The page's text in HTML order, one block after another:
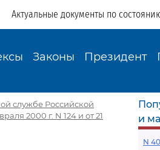
Актуальные документы по
Законы Президент
службе Российской
2000 г. N 124 и от 21
и
N